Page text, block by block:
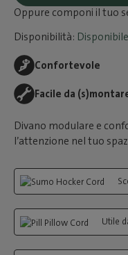
Oppure componi il tuo
Disponibilità: Disponibile
Confortevole
Facile da
Divano modulare e
l’attenzione nel tuo
Utile